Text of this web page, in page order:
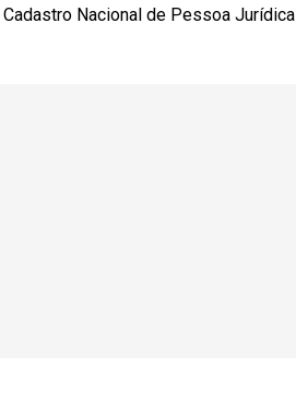
Nacional de Pessoa Jurídica